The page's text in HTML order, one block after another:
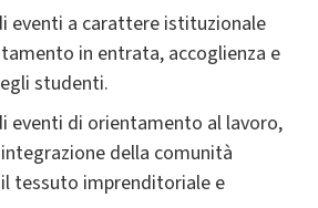
eventi a carattere istituzionale
in entrata, accoglienza e
studenti.
eventi di orientamento al lavoro,
della comunità
tessuto imprenditoriale e